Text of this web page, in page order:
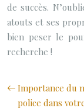
de succès.
atouts et ses
bien peser le
recherche !
Importance du
police dans